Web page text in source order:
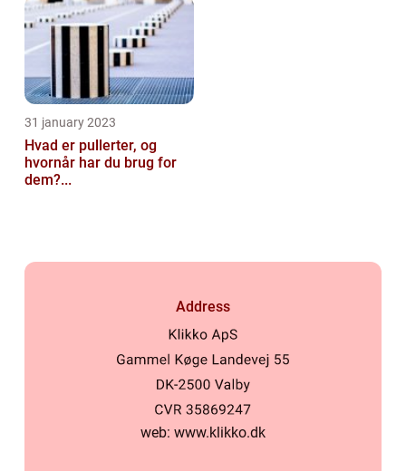
31 january 2023
Hvad er pullerter, og
hvornår har du brug for
dem?...
Address
web: www.klikko.dk